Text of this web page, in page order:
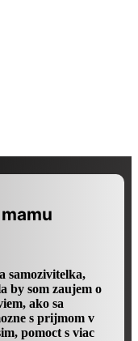
samozivitelka,
by som zaujem o
ako sa
s prijmom v
pomoct s viac